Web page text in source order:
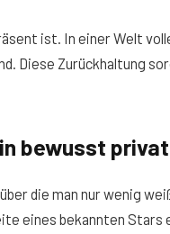
ist. In einer Welt
Diese Zurückhaltung
bewusst
die man nur wenig
eines bekannten Stars